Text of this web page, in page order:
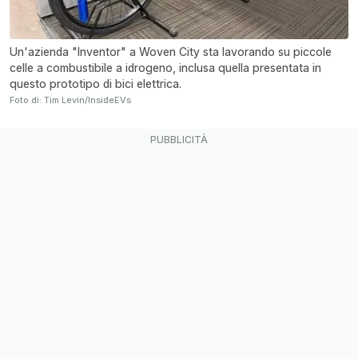
Un'azienda "Inventor" a Woven City sta lavorando su piccole
celle a combustibile a idrogeno, inclusa quella presentata in
questo prototipo di bici elettrica.
Foto di: Tim Levin/InsideEVs